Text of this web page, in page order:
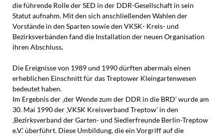
die führende Rolle der SED in der DDR-Gesellschaft in sein
Statut aufnahm. Mit den sich anschließenden Wahlen der
Vorstände in den Sparten sowie den VKSK- Kreis- und
Bezirksverbänden fand die Installation der neuen Organisation
ihren Abschluss.
Die Ereignisse von 1989 und 1990 dürften abermals einen
erheblichen Einschnitt für das Treptower Kleingartenwesen
bedeutet haben.
Im Ergebnis der ‚der Wende zum der DDR in die BRD’ wurde am
30. Mai 1990 der ‚VKSK Kreisverband Treptow’ in den
‚Bezirksverband der Garten- und Siedlerfreunde Berlin-Treptow
e.V.’ überführt. Diese Umbildung, die ein Vorgriff auf die